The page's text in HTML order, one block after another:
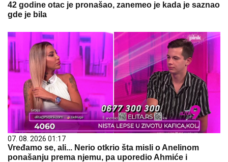
42 godine otac je pronašao, zanemeo je kada je saznao
gde je bila
07. 08. 2026 01:17
Vređamo se, ali... Nerio otkrio šta misli o Anelinom
ponašanju prema njemu, pa uporedio Ahmiće i